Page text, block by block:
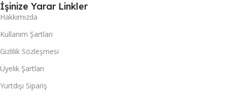
İşinize Yarar Linkler
Hakkımızda
Kullanım Şartları
Gizlilik Sözleşmesi
Üyelik Şartları
Yurtdışı Sipariş